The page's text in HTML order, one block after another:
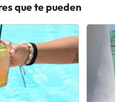
que te pueden